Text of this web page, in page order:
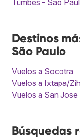
Tumbes - São
Destinos
São Paulo
Vuelos a Socotra
Vuelos a Ixtapa/
Vuelos a San Jose
Búsquedas